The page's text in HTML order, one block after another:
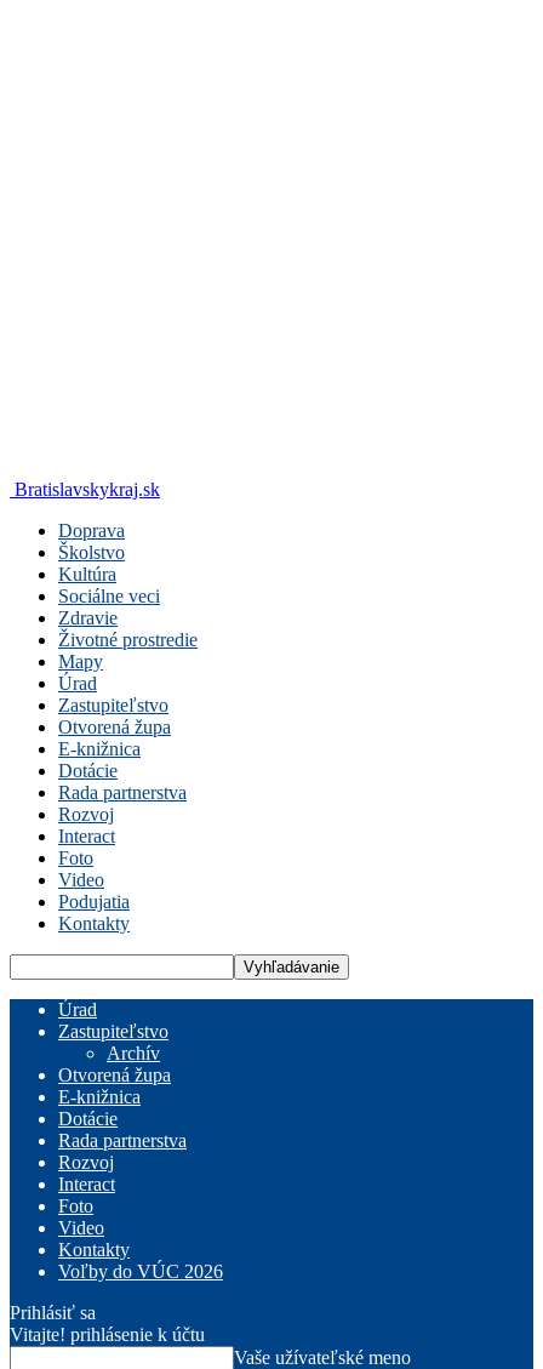
Bratislavskykraj.sk
Doprava
Školstvo
Kultúra
Sociálne veci
Zdravie
Životné prostredie
Mapy
Úrad
Zastupiteľstvo
Otvorená župa
E-knižnica
Dotácie
Rada partnerstva
Rozvoj
Interact
Foto
Video
Podujatia
Kontakty
Úrad
Zastupiteľstvo
Archív
Otvorená župa
E-knižnica
Dotácie
Rada partnerstva
Rozvoj
Interact
Foto
Video
Kontakty
Voľby do VÚC 2026
Prihlásiť sa
Vitajte! prihlásenie k účtu
Vaše užívateľské meno